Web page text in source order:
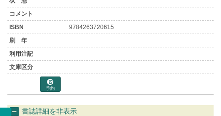
9784263720615
予約
書誌詳細を非表示